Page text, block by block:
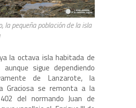
la pequeña población de la isla
la octava isla habitada de
aunque sigue dependiendo
de Lanzarote, la
Graciosa se remonta a la
del normando Juan de